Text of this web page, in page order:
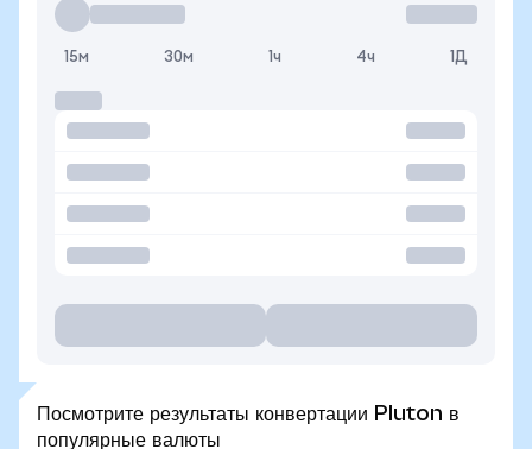
15м 30м 1ч 4ч 1Д
Посмотрите результаты конвертации Pluton в
популярные валюты